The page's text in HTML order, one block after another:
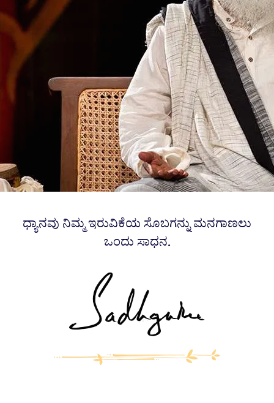
ಧ್ಯಾನವು ನಿಮ್ಮ ಇರುವಿಕೆಯ ಸೊಬಗನ್ನು ಮನಗಾಣಲು
ಒಂದು ಸಾಧನ.